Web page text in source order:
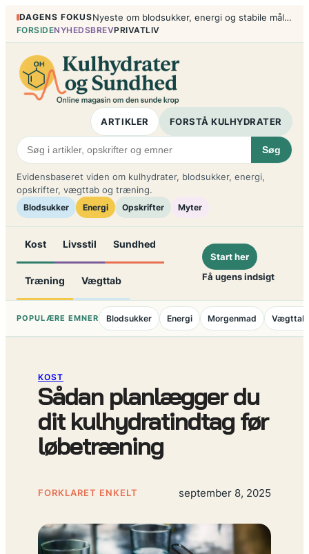
Spring
indhold
DAGENS FOKUS Nyeste om blodsukker, energi og stabile måltider
FORSIDENYHEDSBREVPRIVATLIV
ARTIKLER FORSTÅ KULHYDRATER
Søg
Evidensbaseret viden om kulhydrater, blodsukker, energi,
opskrifter, vægttab og træning.
Blodsukker Energi Opskrifter Myter
Kost Livsstil Sundhed
Træning Vægttab
Start her
Få ugens indsigt
POPULÆRE EMNER Blodsukker Energi Morgenmad Vægttab
KOST
Sådan planlægger du
dit kulhydratindtag før
løbetræning
FORKLARET ENKELT september 8, 2025